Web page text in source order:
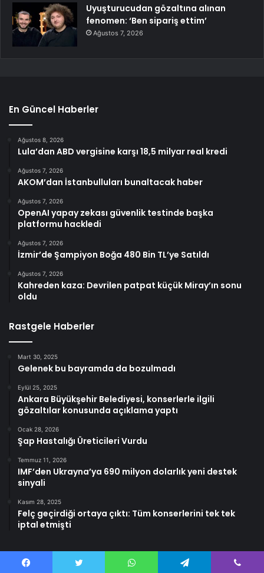
Uyuşturucudan gözaltına alınan
fenomen: ‘Ben sipariş ettim’
Ağustos 7, 2026
En Güncel Haberler
Ağustos 8, 2026
Lula’dan ABD vergisine karşı 18,5 milyar real kredi
Ağustos 7, 2026
AKOM’dan İstanbulluları bunaltacak haber
Ağustos 7, 2026
OpenAI yapay zekası güvenlik testinde başka
platformu hackledi
Ağustos 7, 2026
İzmir’de Şampiyon Boğa 480 Bin TL’ye Satıldı
Ağustos 7, 2026
Kahreden kaza: Devrilen patpat küçük Miray’ın sonu
oldu
Rastgele Haberler
Mart 30, 2025
Gelenek bu bayramda da bozulmadı
Eylül 25, 2025
Ankara Büyükşehir Belediyesi, konserlerle ilgili
gözaltılar konusunda açıklama yaptı
Ocak 28, 2026
Şap Hastalığı Üreticileri Vurdu
Temmuz 11, 2026
IMF’den Ukrayna’ya 690 milyon dolarlık yeni destek
sinyali
Kasım 28, 2025
Felç geçirdiği ortaya çıktı: Tüm konserlerini tek tek
iptal etmişti